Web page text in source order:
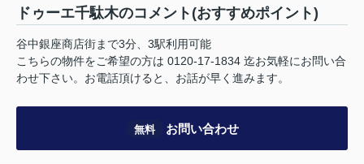
ドゥーエ千駄木のコメント(おすすめポイント)
谷中銀座商店街まで3分、3駅利用可能
こちらの物件をご希望の方は 0120-17-1834 迄お気軽にお問い合
わせ下さい。お電話頂けると、お話が早く進みます。
無料 お問い合わせ